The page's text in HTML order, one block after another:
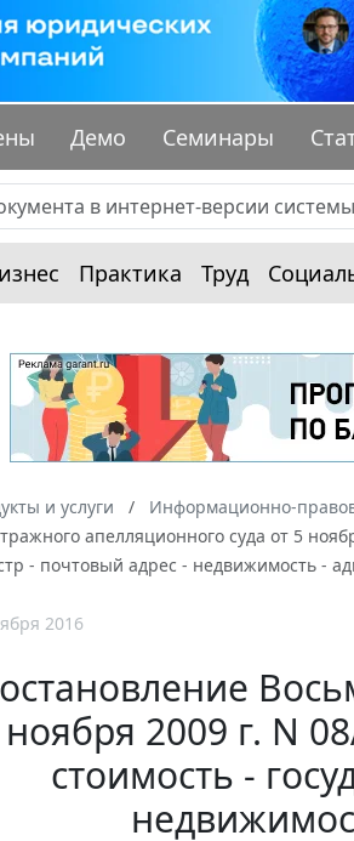
Демо Семинары
Практика Труд
и услуги Информационно-
апелляционного суда от 5
- почтовый адрес - недвижимость -
2016
2009 г. N
стоимость -